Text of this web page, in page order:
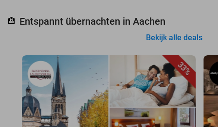
🏨 Entspannt übernachten in Aachen
Bekijk alle deals
33%